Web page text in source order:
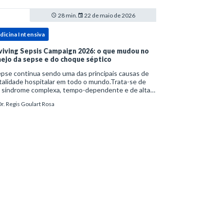
28 min. 22 de maio de 2026
Intensiva
Sepsis Campaign 2026: o que mudou no
da sepse e do choque séptico
continua sendo uma das principais causas de
hospitalar em todo o mundo.Trata-se de
síndrome complexa, tempo-dependente e de alta
estruturado são determinantes para o desfe
Regis Goulart Rosa